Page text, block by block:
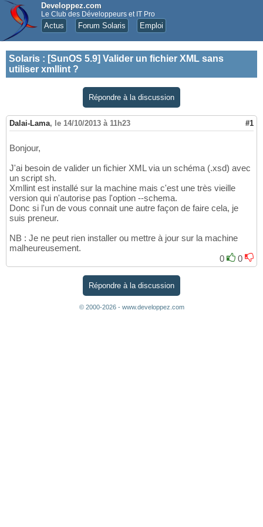
Developpez.com
Le Club des Développeurs et IT Pro
Actus Forum Solaris Emploi
Solaris : [SunOS 5.9] Valider un fichier XML sans
utiliser xmllint ?
Répondre à la discussion
Dalai-Lama, le 14/10/2013 à 11h23 #1
Bonjour,
J'ai besoin de valider un fichier XML via un schéma (.xsd) avec
un script sh.
Xmllint est installé sur la machine mais c'est une très vieille
version qui n'autorise pas l'option --schema.
Donc si l'un de vous connait une autre façon de faire cela, je
suis preneur.
NB : Je ne peut rien installer ou mettre à jour sur la machine
malheureusement.
0
0
Répondre à la discussion
© 2000-2026 - www.developpez.com